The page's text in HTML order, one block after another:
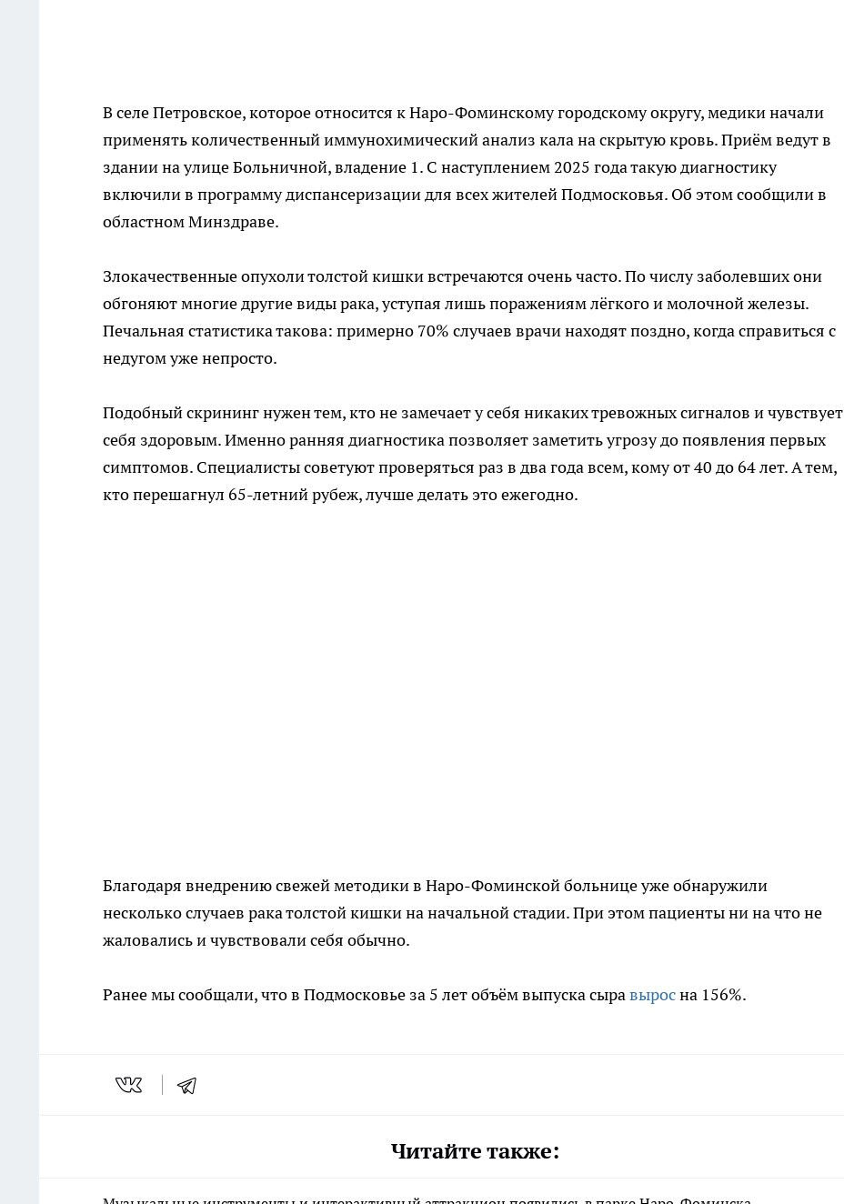
В селе Петровское, которое относится к Наро-Фоминскому городскому округу, медики начали
применять количественный иммунохимический анализ кала на скрытую кровь. Приём ведут в
здании на улице Больничной, владение 1. С наступлением 2025 года такую диагностику
включили в программу диспансеризации для всех жителей Подмосковья. Об этом сообщили в
областном Минздраве.
Злокачественные опухоли толстой кишки встречаются очень часто. По числу заболевших они
обгоняют многие другие виды рака, уступая лишь поражениям лёгкого и молочной железы.
Печальная статистика такова: примерно 70% случаев врачи находят поздно, когда справиться с
недугом уже непросто.
Подобный скрининг нужен тем, кто не замечает у себя никаких тревожных сигналов и чувствует
себя здоровым. Именно ранняя диагностика позволяет заметить угрозу до появления первых
симптомов. Специалисты советуют проверяться раз в два года всем, кому от 40 до 64 лет. А тем,
кто перешагнул 65-летний рубеж, лучше делать это ежегодно.
Благодаря внедрению свежей методики в Наро-Фоминской больнице уже обнаружили
несколько случаев рака толстой кишки на начальной стадии. При этом пациенты ни на что не
жаловались и чувствовали себя обычно.
Ранее мы сообщали, что в Подмосковье за 5 лет объём выпуска сыравыросна 156%.
Читайте также: